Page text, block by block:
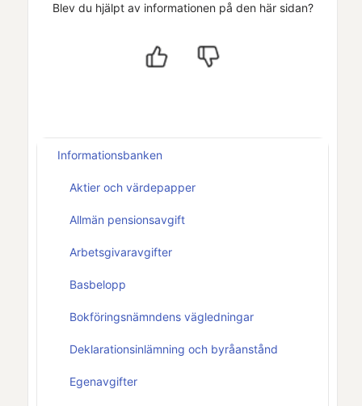
Blev du hjälpt av informationen på den här sidan?
Informationsbanken
Aktier och värdepapper
Allmän pensionsavgift
Arbetsgivaravgifter
Basbelopp
Bokföringsnämndens vägledningar
Deklarationsinlämning och byråanstånd
Egenavgifter